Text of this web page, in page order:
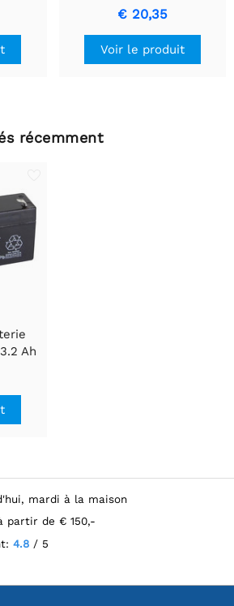
au
€ 20,35
Voir le produit
récemment
Ah
mardi à la maison
partir de € 150,-
4.8 / 5